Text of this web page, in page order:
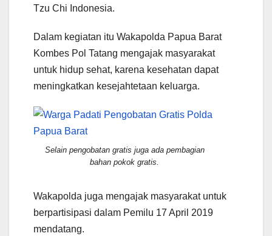
Tzu Chi Indonesia.
Dalam kegiatan itu Wakapolda Papua Barat
Kombes Pol Tatang mengajak masyarakat
untuk hidup sehat, karena kesehatan dapat
meningkatkan kesejahtetaan keluarga.
Selain pengobatan gratis juga ada pembagian
bahan pokok gratis.
Wakapolda juga mengajak masyarakat untuk
berpartisipasi dalam Pemilu 17 April 2019
mendatang.